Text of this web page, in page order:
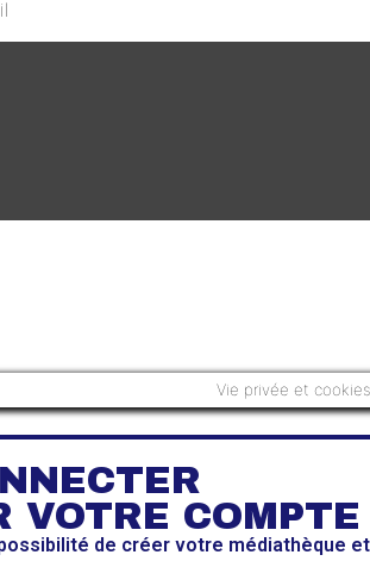
Vie privée et cookies
VOTRE COMPTE
de créer votre médiathèque